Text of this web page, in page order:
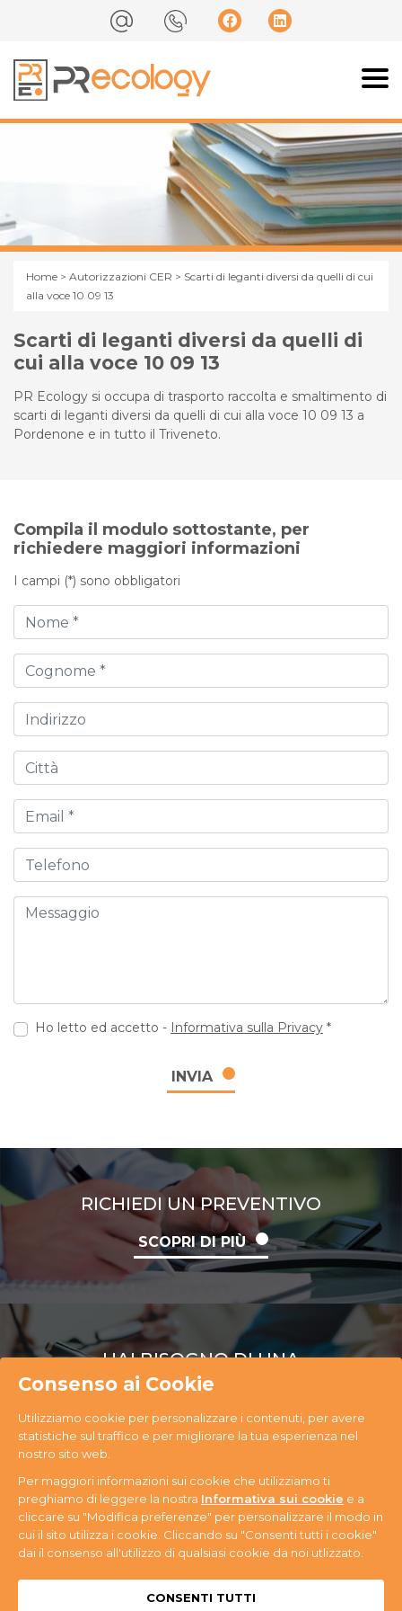
Home > Autorizzazioni CER > Scarti di leganti diversi da quelli di cui
alla voce 10 09 13
Scarti di leganti diversi da quelli di
cui alla voce 10 09 13
PR Ecology si occupa di trasporto raccolta e smaltimento di
scarti di leganti diversi da quelli di cui alla voce 10 09 13 a
Pordenone e in tutto il Triveneto.
Compila il modulo sottostante, per
richiedere maggiori informazioni
I campi (*) sono obbligatori
Nome
Cognome
Indirizzo
Città
Email
Telefono
Messaggio
Ho letto ed accetto - Informativa sulla Privacy *
INVIA
RICHIEDI UN PREVENTIVO
SCOPRI DI PIÙ
HAI BISOGNO DI UNA
CONSULENZA
SCOPRI DI PIÙ
PR Ecology S.r.l. Via Antonini, 14 - 33074
Fontanafredda (PN) - Tel. +39 0434 365059 - P.IVA
n. 01080580937
Privacy & Cookie
Consenso ai Cookie
Utilizziamo cookie per personalizzare i contenuti, per avere
statistiche sul traffico e per migliorare la tua esperienza nel
nostro sito web.
Per maggiori informazioni sui cookie che utilizziamo ti
preghiamo di leggere la nostra Informativa sui cookie e a
cliccare su "Modifica preferenze" per personalizzare il modo in
cui il sito utilizza i cookie. Cliccando su "Consenti tutti i cookie"
dai il consenso all'utilizzo di qualsiasi cookie da noi utlizzato.
CONSENTI TUTTI